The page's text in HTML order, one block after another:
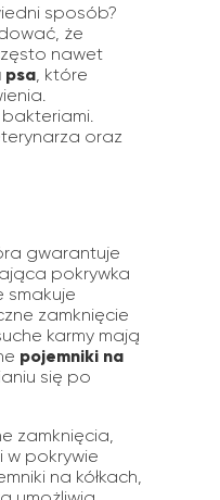
sposób?
że
nawet
psa, które
oraz
gwarantuje
pokrywka
smakuje
zamknięcie
karmy mają
pojemniki na
się po
zamknięcia,
w pokrywie
na kółkach,